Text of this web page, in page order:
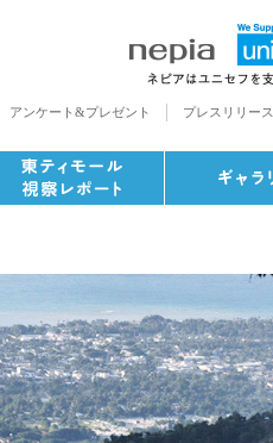
アンケート&プレゼント プレスリリース